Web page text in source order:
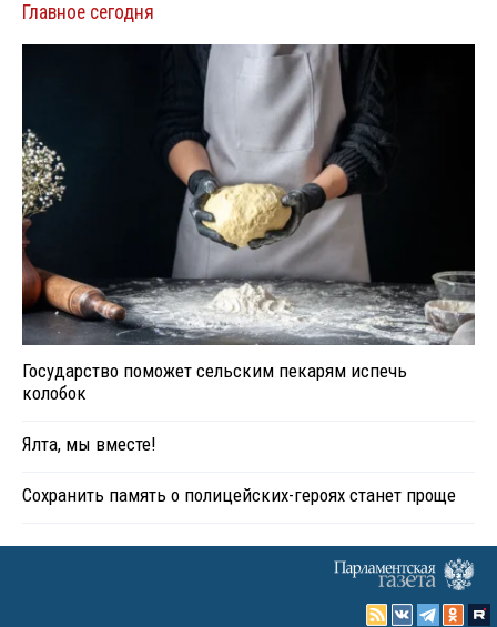
Главное сегодня
Государство поможет сельским пекарям испечь
колобок
Ялта, мы вместе!
Сохранить память о полицейских-героях станет проще